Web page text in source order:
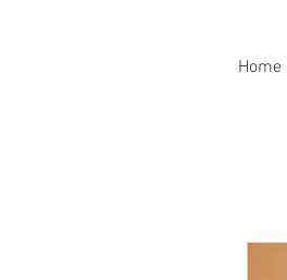
Home